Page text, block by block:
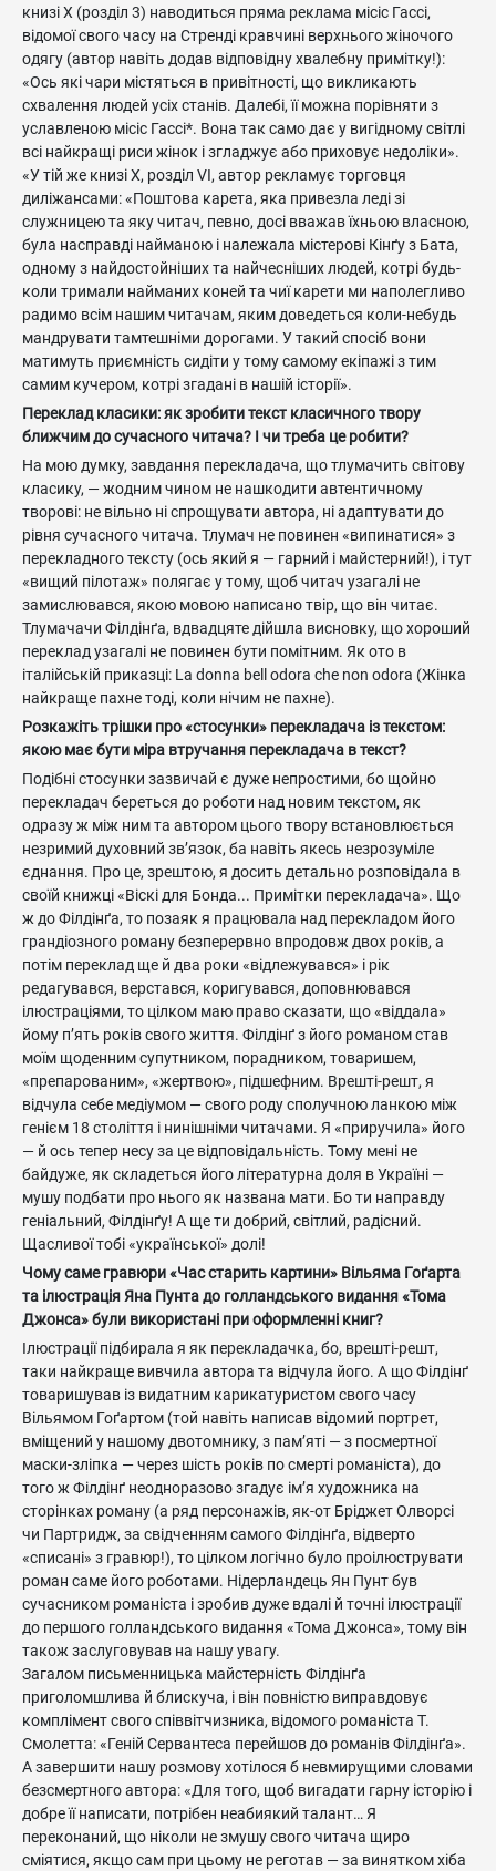
книзі Х (розділ 3) наводиться пряма реклама місіс Гассі,
відомої свого часу на Стренді кравчині верхнього жіночого
одягу (автор навіть додав відповідну хвалебну примітку!):
«Ось які чари містяться в привітності, що викликають
схвалення людей усіх станів. Далебі, її можна порівняти з
уславленою місіс Гассі*. Вона так само дає у вигідному світлі
всі найкращі риси жінок і згладжує або приховує недоліки».
«У тій же книзі Х, розділ VI, автор рекламує торговця
диліжансами: «Поштова карета, яка привезла леді зі
служницею та яку читач, певно, досі вважав їхньою власною,
була насправді найманою і належала містерові Кінґу з Бата,
одному з найдостойніших та найчесніших людей, котрі будь-
коли тримали найманих коней та чиї карети ми наполегливо
радимо всім нашим читачам, яким доведеться коли-небудь
мандрувати тамтешніми дорогами. У такий спосіб вони
матимуть приємність сидіти у тому самому екіпажі з тим
самим кучером, котрі згадані в нашій історії».
Переклад класики: як зробити текст класичного твору
ближчим до сучасного читача? І чи треба це робити?
На мою думку, завдання перекладача, що тлумачить світову
класику, — жодним чином не нашкодити автентичному
творові: не вільно ні спрощувати автора, ні адаптувати до
рівня сучасного читача. Тлумач не повинен «випинатися» з
перекладного тексту (ось який я — гарний і майстерний!), і тут
«вищий пілотаж» полягає у тому, щоб читач узагалі не
замислювався, якою мовою написано твір, що він читає.
Тлумачачи Філдінґа, вдвадцяте дійшла висновку, що хороший
переклад узагалі не повинен бути помітним. Як ото в
італійській приказці: La donna bell odora che non odora (Жінка
найкраще пахне тоді, коли нічим не пахне).
Розкажіть трішки про «стосунки» перекладача із текстом:
якою має бути міра втручання перекладача в текст?
Подібні стосунки зазвичай є дуже непростими, бо щойно
перекладач береться до роботи над новим текстом, як
одразу ж між ним та автором цього твору встановлюється
незримий духовний зв’язок, ба навіть якесь незрозуміле
єднання. Про це, зрештою, я досить детально розповідала в
своїй книжці «Віскі для Бонда... Примітки перекладача». Що
ж до Філдінґа, то позаяк я працювала над перекладом його
грандіозного роману безперервно впродовж двох років, а
потім переклад ще й два роки «відлежувався» і рік
редагувався, верстався, коригувався, доповнювався
ілюстраціями, то цілком маю право сказати, що «віддала»
йому п’ять років свого життя. Філдінґ з його романом став
моїм щоденним супутником, порадником, товаришем,
«препарованим», «жертвою», підшефним. Врешті-решт, я
відчула себе медіумом — свого роду сполучною ланкою між
генієм 18 століття і нинішніми читачами. Я «приручила» його
— й ось тепер несу за це відповідальність. Тому мені не
байдуже, як складеться його літературна доля в Україні —
мушу подбати про нього як названа мати. Бо ти направду
геніальний, Філдінґу! А ще ти добрий, світлий, радісний.
Щасливої тобі «української» долі!
Чому саме гравюри «Час старить картини» Вільяма Гоґарта
та ілюстрація Яна Пунта до голландського видання «Тома
Джонса» були використані при оформленні книг?
Ілюстрації підбирала я як перекладачка, бо, врешті-решт,
таки найкраще вивчила автора та відчула його. А що Філдінґ
товаришував із видатним карикатуристом свого часу
Вільямом Гоґартом (той навіть написав відомий портрет,
вміщений у нашому двотомнику, з пам’яті — з посмертної
маски-зліпка — через шість років по смерті романіста), до
того ж Філдінґ неодноразово згадує ім’я художника на
сторінках роману (а ряд персонажів, як-от Бріджет Олворсі
чи Партридж, за свідченням самого Філдінґа, відверто
«списані» з гравюр!), то цілком логічно було проілюструвати
роман саме його роботами. Нідерландець Ян Пунт був
сучасником романіста і зробив дуже вдалі й точні ілюстрації
до першого голландського видання «Тома Джонса», тому він
також заслуговував на нашу увагу.
Загалом письменницька майстерність Філдінґа
приголомшлива й блискуча, і він повністю виправдовує
комплімент свого співвітчизника, відомого романіста Т.
Смолетта: «Геній Сервантеса перейшов до романів Філдінґа».
А завершити нашу розмову хотілося б невмирущими словами
безсмертного автора: «Для того, щоб вигадати гарну історію і
добре її написати, потрібен неабиякий талант… Я
переконаний, що ніколи не змушу свого читача щиро
сміятися, якщо сам при цьому не реготав — за винятком хіба